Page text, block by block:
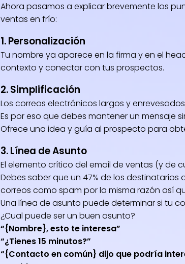
Ahora pasamos a explicar brevemente los
ventas en frío:
1. Personalización
Tu nombre ya aparece en la firma y en el
contexto y conectar con tus prospectos.
2. Simplificación
Los correos electrónicos largos y
Es por eso que debes mantener un mensaje
Ofrece una idea y guía al prospecto para
3. Línea de Asunto
El elemento crítico del email de ventas (y de
Debes saber que un 47% de los
correos como spam por la misma razón así
Una línea de asunto puede determinar si tu
¿Cual puede ser un buen asunto?
“{Nombre}, esto te interesa”
“¿Tienes 15 minutos?”
“{Contacto en común} dijo que podría